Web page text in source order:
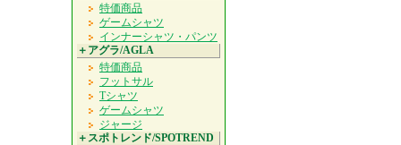
特価商品
ゲームシャツ
インナーシャツ・パンツ
＋アグラ/AGLA
特価商品
フットサル
Tシャツ
ゲームシャツ
ジャージ
＋スポトレンド/SPOTREND